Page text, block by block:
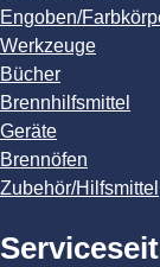
Engoben/
Werkzeuge
Bücher
Brennhilfsmittel
Geräte
Brennöfen
Zubehör/Hilfsmittel